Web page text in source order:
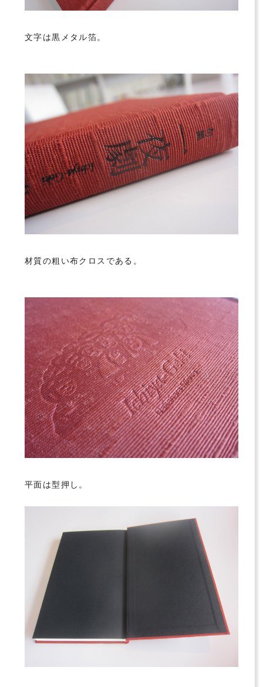
文字は黒メタル箔。
材質の粗い布クロスである。
平面は型押し。